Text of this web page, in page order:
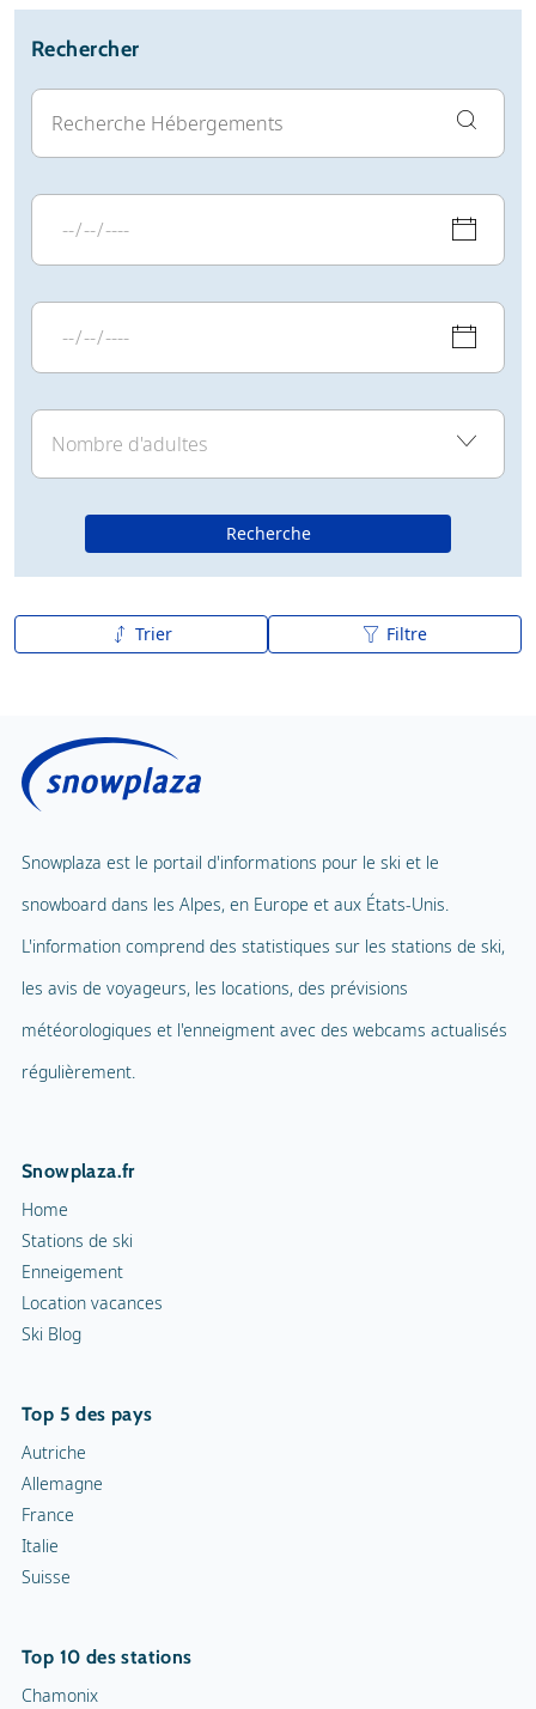
Avis
Rechercher
Recherche
Trier Filtre
De A à Z
Snowplaza est le portail d'informations pour le ski et le
snowboard dans les Alpes, en Europe et aux États-Unis.
L'information comprend des statistiques sur les stations de ski,
les avis de voyageurs, les locations, des prévisions
météorologiques et l'enneigment avec des webcams actualisés
régulièrement.
Snowplaza.fr
Home
Stations de ski
Enneigement
Location vacances
Ski Blog
Top 5 des pays
Autriche
Allemagne
France
Italie
Suisse
Top 10 des stations
Chamonix